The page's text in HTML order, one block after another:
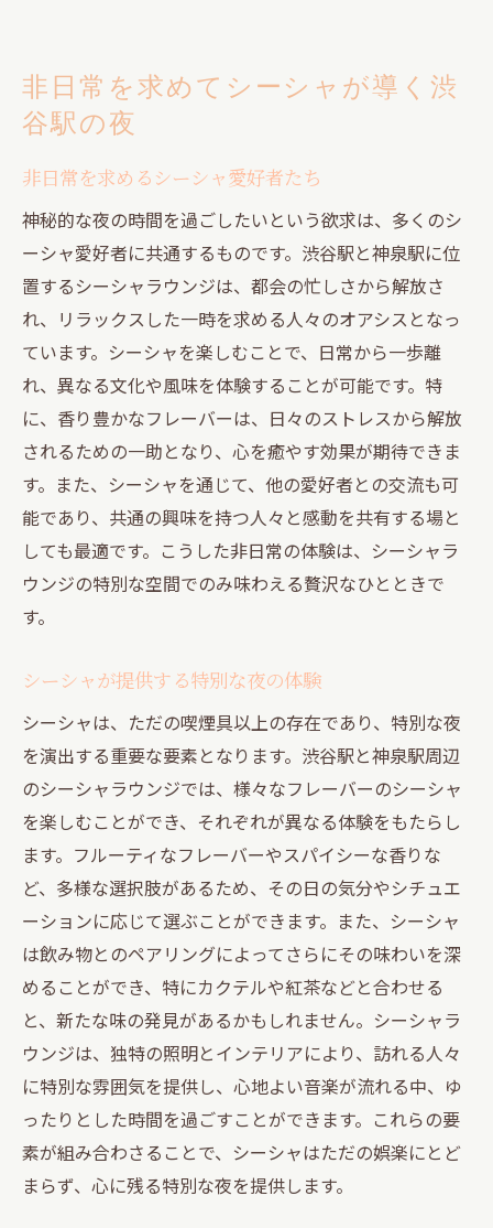
非日常を求めてシーシャが導く渋
谷駅の夜
非日常を求めるシーシャ愛好者たち
神秘的な夜の時間を過ごしたいという欲求は、多くのシ
ーシャ愛好者に共通するものです。渋谷駅と神泉駅に位
置するシーシャラウンジは、都会の忙しさから解放さ
れ、リラックスした一時を求める人々のオアシスとなっ
ています。シーシャを楽しむことで、日常から一歩離
れ、異なる文化や風味を体験することが可能です。特
に、香り豊かなフレーバーは、日々のストレスから解放
されるための一助となり、心を癒やす効果が期待できま
す。また、シーシャを通じて、他の愛好者との交流も可
能であり、共通の興味を持つ人々と感動を共有する場と
しても最適です。こうした非日常の体験は、シーシャラ
ウンジの特別な空間でのみ味わえる贅沢なひとときで
す。
シーシャが提供する特別な夜の体験
シーシャは、ただの喫煙具以上の存在であり、特別な夜
を演出する重要な要素となります。渋谷駅と神泉駅周辺
のシーシャラウンジでは、様々なフレーバーのシーシャ
を楽しむことができ、それぞれが異なる体験をもたらし
ます。フルーティなフレーバーやスパイシーな香りな
ど、多様な選択肢があるため、その日の気分やシチュエ
ーションに応じて選ぶことができます。また、シーシャ
は飲み物とのペアリングによってさらにその味わいを深
めることができ、特にカクテルや紅茶などと合わせる
と、新たな味の発見があるかもしれません。シーシャラ
ウンジは、独特の照明とインテリアにより、訪れる人々
に特別な雰囲気を提供し、心地よい音楽が流れる中、ゆ
ったりとした時間を過ごすことができます。これらの要
素が組み合わさることで、シーシャはただの娯楽にとど
まらず、心に残る特別な夜を提供します。